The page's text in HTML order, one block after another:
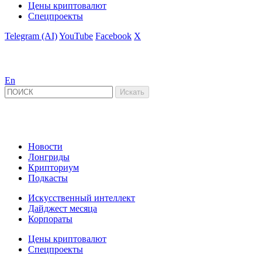
Цены криптовалют
Спецпроекты
Telegram (AI)YouTube Facebook X
En
Новости
Лонгриды
Крипториум
Подкасты
Искусственный интеллект
Дайджест месяца
Корпораты
Цены криптовалют
Спецпроекты